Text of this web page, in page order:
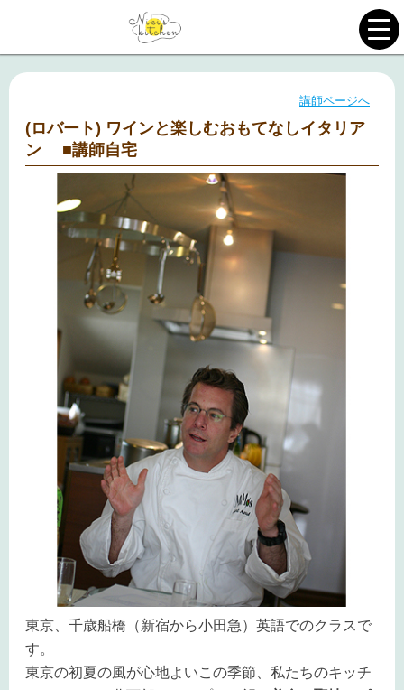
講師ページへ
(ロバート) ワインと楽しむおもてなしイタリア
ン ■講師自宅
東京、千歳船橋（新宿から小田急）英語でのクラスで
す。
東京の初夏の風が心地よいこの季節、私たちのキッチ